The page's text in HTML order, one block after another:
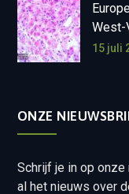
West-
15 juli
ONZE
Schrijf je in op
al het nieuws over